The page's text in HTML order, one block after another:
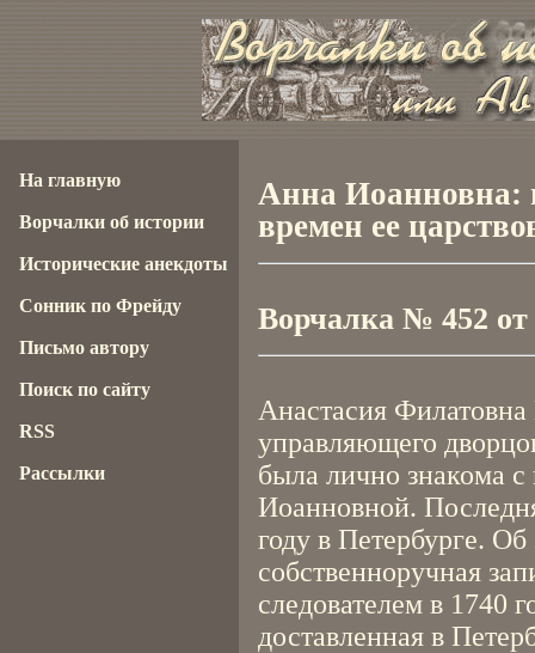
Анна Иоанновна:
времен ее
Ворчалка № 452 от
Анастасия
управляющего
была лично знакома
Иоанновной.
году в Петербурге. Об
собственноручная
следователем в 1740
доставленная в
На главную
Ворчалки об истории
Исторические анекдоты
Сонник по Фрейду
Письмо автору
Поиск по сайту
RSS
Рассылки